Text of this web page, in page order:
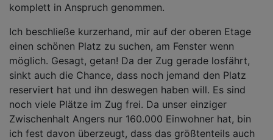
komplett in Anspruch genommen.
Ich beschließe kurzerhand, mir auf der oberen Etage
einen schönen Platz zu suchen, am Fenster wenn
möglich. Gesagt, getan! Da der Zug gerade losfährt,
sinkt auch die Chance, dass noch jemand den Platz
reserviert hat und ihn deswegen haben will. Es sind
noch viele Plätze im Zug frei. Da unser einziger
Zwischenhalt Angers nur 160.000 Einwohner hat, bin
ich fest davon überzeugt, dass das größtenteils auch